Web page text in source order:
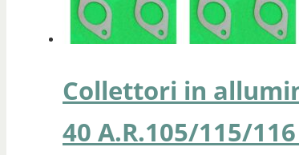
Collettori in
40 A.R.105/115/